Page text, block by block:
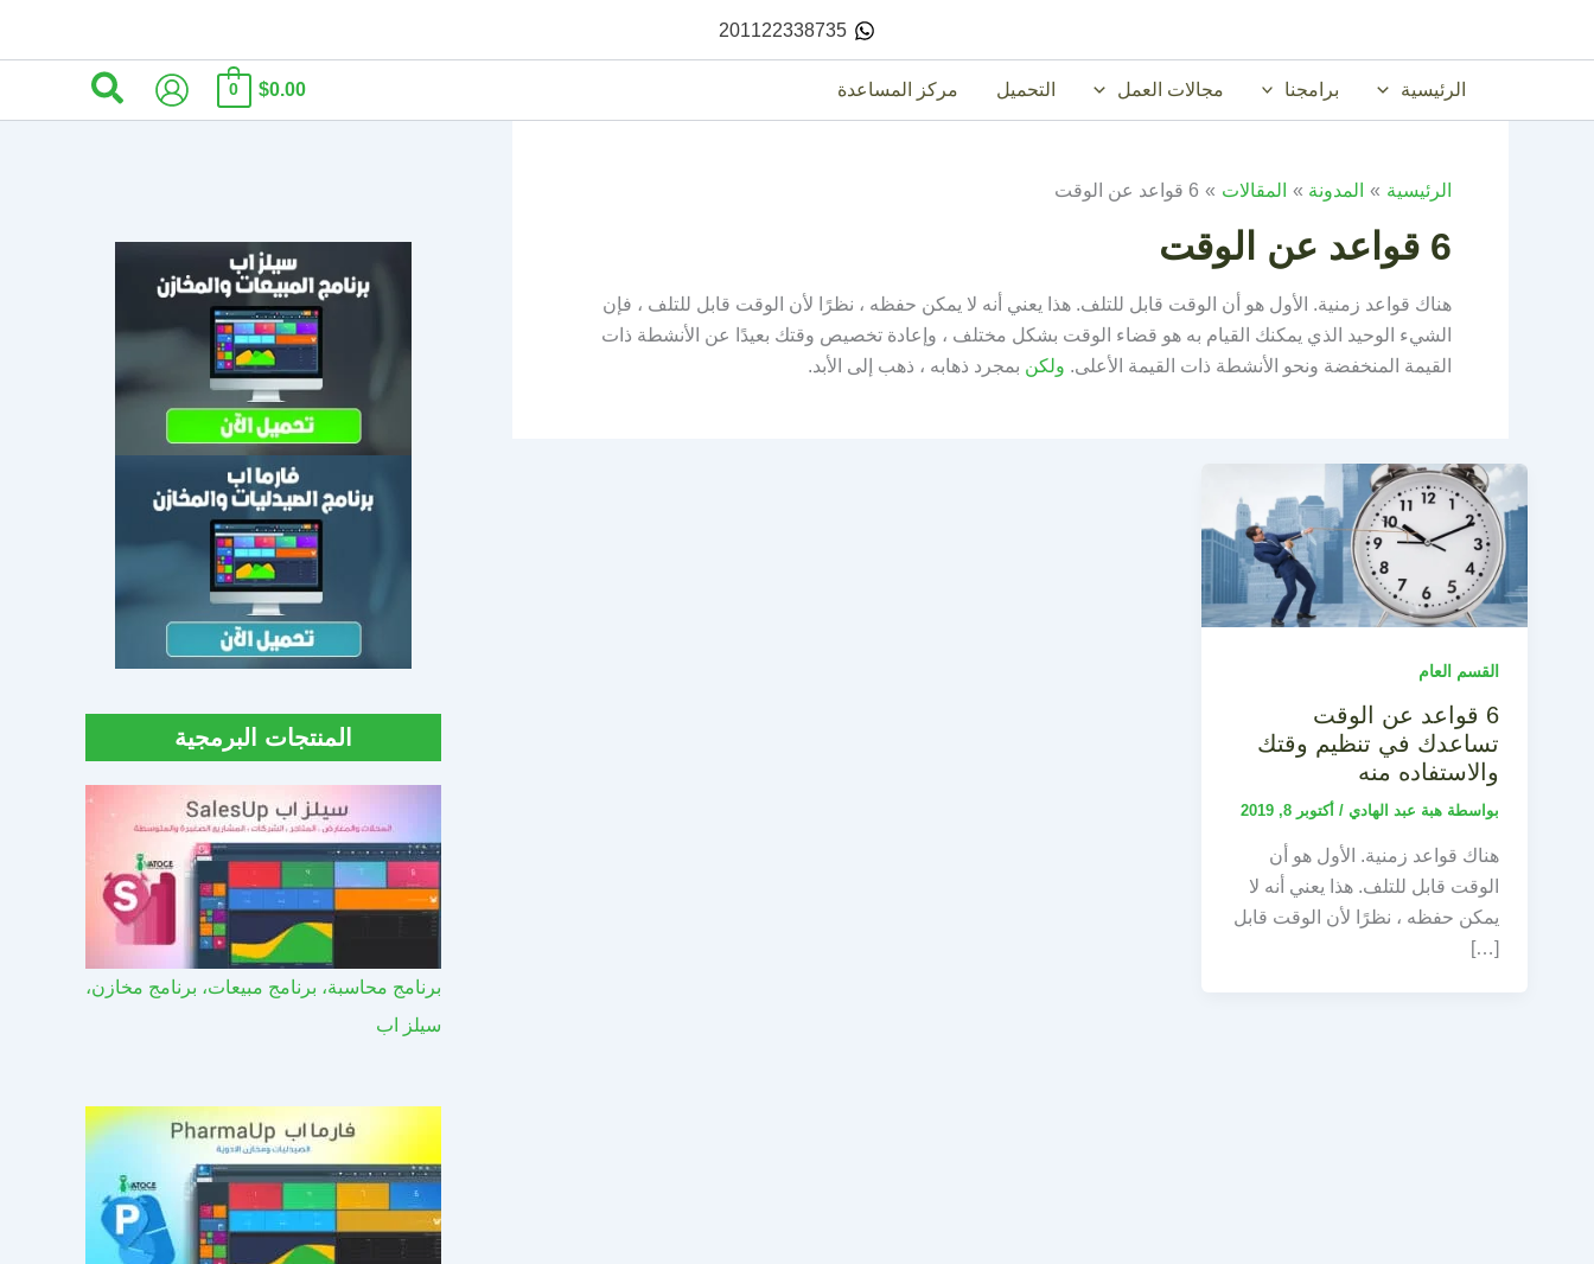
201122338735
الرئيسية برامجنا مجالات العمل التحميل مركز المساعدة $0.00
0 البحث
الرئيسية المدونة المقالات 6 قواعد عن الوقت
6 قواعد عن الوقت
هناك قواعد زمنية. الأول هو أن الوقت قابل للتلف. هذا يعني أنه لا يمكن حفظه ، نظرًا لأن الوقت قابل للتلف ، فإن
الشيء الوحيد الذي يمكنك القيام به هو قضاء الوقت بشكل مختلف ، وإعادة تخصيص وقتك بعيدًا عن الأنشطة ذات
القيمة المنخفضة ونحو الأنشطة ذات القيمة الأعلى. ولكن بمجرد ذهابه ، ذهب إلى الأبد.
القسم العام
6 قواعد عن الوقت
تساعدك في تنظيم وقتك
والاستفاده منه
بواسطة هبة عبد الهادي / أكتوبر 8, 2019
هناك قواعد زمنية. الأول هو أن
الوقت قابل للتلف. هذا يعني أنه لا
يمكن حفظه ، نظرًا لأن الوقت قابل
[…]
المنتجات البرمجية
برنامج محاسبة، برنامج مبيعات، برنامج مخازن،
سيلز اب